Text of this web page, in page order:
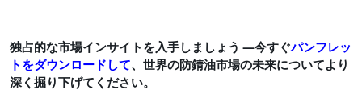
独占的な市場インサイトを入手しましょう ―今すぐパンフレッ
トをダウンロードして、世界の防錆油市場の未来についてより
深く掘り下げてください。